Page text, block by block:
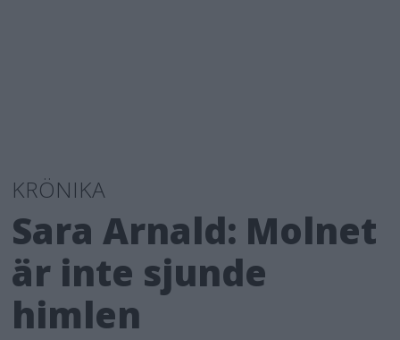
KRÖNIKA
Sara Arnald: Molnet
är inte sjunde
himlen